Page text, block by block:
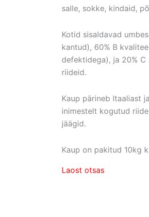
salle, sokke, kindaid,
Kotid sisaldavad
kantud), 60% B
defektidega), ja 20%
riideid.
Kaup pärineb Itaaliast
inimestelt kogutud
jäägid.
Kaup on pakitud 10kg
Laost otsas